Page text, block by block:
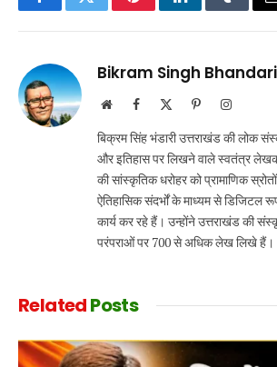
FacebookTwitterPinterestLinkedInTumblr
Bikram Singh Bhandari
WebsiteFacebook PinterestInstagram
बिक्रम सिंह भंडारी उत्तराखंड की लोक
और इतिहास पर लिखने वाले स्वतंत्र लेखक
की सांस्कृतिक धरोहर को प्रामाणिक
ऐतिहासिक संदर्भों के माध्यम से डिजिटल
कार्य कर रहे हैं। उन्होंने उत्तराखंड की
परंपराओं पर 700 से अधिक लेख लिखे हैं।
RelatedPosts